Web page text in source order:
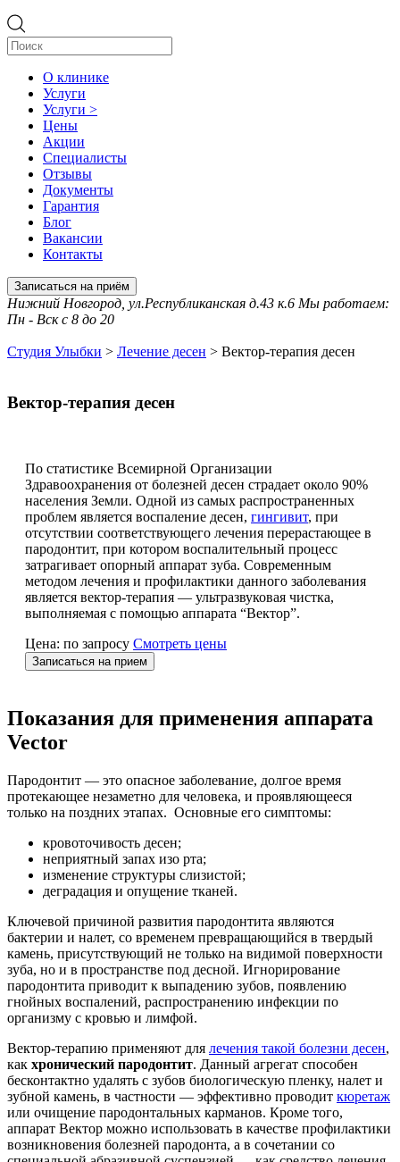
О клинике
Услуги
Услуги >
Цены
Акции
Специалисты
Отзывы
Документы
Гарантия
Блог
Вакансии
Контакты
Записаться на приём
Нижний Новгород, ул.Республиканская д.43 к.6 Мы работаем:
Пн - Вск с 8 до 20
Студия Улыбки > Лечение десен > Вектор-терапия десен
Вектор-терапия десен
По статистике Всемирной Организации
Здравоохранения от болезней десен страдает около 90%
населения Земли. Одной из самых распространенных
проблем является воспаление десен, гингивит, при
отсутствии соответствующего лечения перерастающее в
пародонтит, при котором воспалительный процесс
затрагивает опорный аппарат зуба. Современным
методом лечения и профилактики данного заболевания
является вектор-терапия — ультразвуковая чистка,
выполняемая с помощью аппарата “Вектор”.
Цена: по запросу Смотреть цены
Записаться на прием
Показания для применения аппарата
Vector
Пародонтит — это опасное заболевание, долгое время
протекающее незаметно для человека, и проявляющееся
только на поздних этапах. Основные его симптомы:
кровоточивость десен;
неприятный запах изо рта;
изменение структуры слизистой;
деградация и опущение тканей.
Ключевой причиной развития пародонтита являются
бактерии и налет, со временем превращающийся в твердый
камень, присутствующий не только на видимой поверхности
зуба, но и в пространстве под десной. Игнорирование
пародонтита приводит к выпадению зубов, появлению
гнойных воспалений, распространению инфекции по
организму с кровью и лимфой.
Вектор-терапию применяют для лечения такой болезни десен,
как хронический пародонтит. Данный агрегат способен
бесконтактно удалять с зубов биологическую пленку, налет и
зубной камень, в частности — эффективно проводит кюретаж
или очищение пародонтальных карманов. Кроме того,
аппарат Вектор можно использовать в качестве профилактики
возникновения болезней пародонта, а в сочетании со